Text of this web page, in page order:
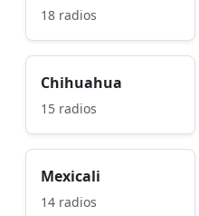
18 radios
Chihuahua
15 radios
Mexicali
14 radios